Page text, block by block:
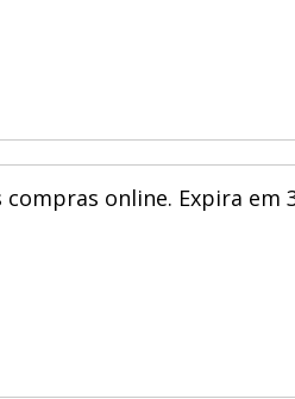
online. Expira em